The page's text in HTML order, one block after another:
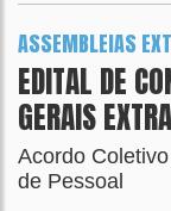
ASSEMBLEIAS
EDITAL DE
GERAIS
Acordo
de Pessoal